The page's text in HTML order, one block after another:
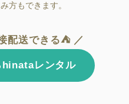
方もできます。
配送できる⛺ ／
hinataレンタル